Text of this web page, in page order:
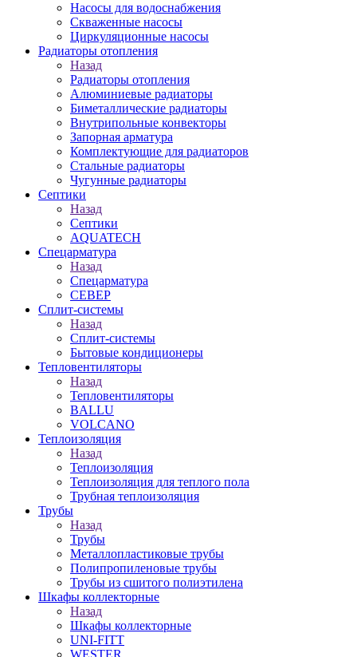
Насосы для водоснабжения
Скваженные насосы
Циркуляционные насосы
Радиаторы отопления
Назад
Радиаторы отопления
Алюминиевые радиаторы
Биметаллические радиаторы
Внутрипольные конвекторы
Запорная арматура
Комплектующие для радиаторов
Стальные радиаторы
Чугунные радиаторы
Септики
Назад
Септики
AQUATECH
Спецарматура
Назад
Спецарматура
СЕВЕР
Сплит-системы
Назад
Сплит-системы
Бытовые кондиционеры
Тепловентиляторы
Назад
Тепловентиляторы
BALLU
VOLCANO
Теплоизоляция
Назад
Теплоизоляция
Теплоизоляция для теплого пола
Трубная теплоизоляция
Трубы
Назад
Трубы
Металлопластиковые трубы
Полипропиленовые трубы
Трубы из сшитого полиэтилена
Шкафы коллекторные
Назад
Шкафы коллекторные
UNI-FITT
WESTER